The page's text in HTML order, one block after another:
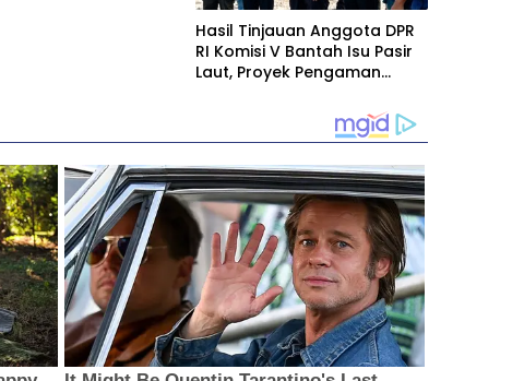
Hasil Tinjauan Anggota DPR
RI Komisi V Bantah Isu Pasir
Laut, Proyek Pengaman
Dipastikan Sesuai Spesifikasi